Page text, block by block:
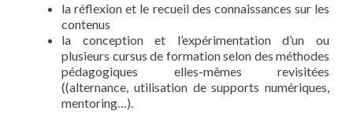
la réflexion et le recueil des connaissances sur les
contenus
la conception et l’expérimentation d’un ou
plusieurs cursus de formation selon des méthodes
pédagogiques elles-mêmes revisitées
((alternance, utilisation de supports numériques,
mentoring…).